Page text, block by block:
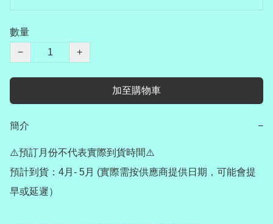
數量
−
+
加至購物車
簡介 −
⚠️預訂月份不代表實際到貨時間⚠️
預計到貨：4月- 5月 (實際需按供應商提供日期，可能會提
早或延遲）